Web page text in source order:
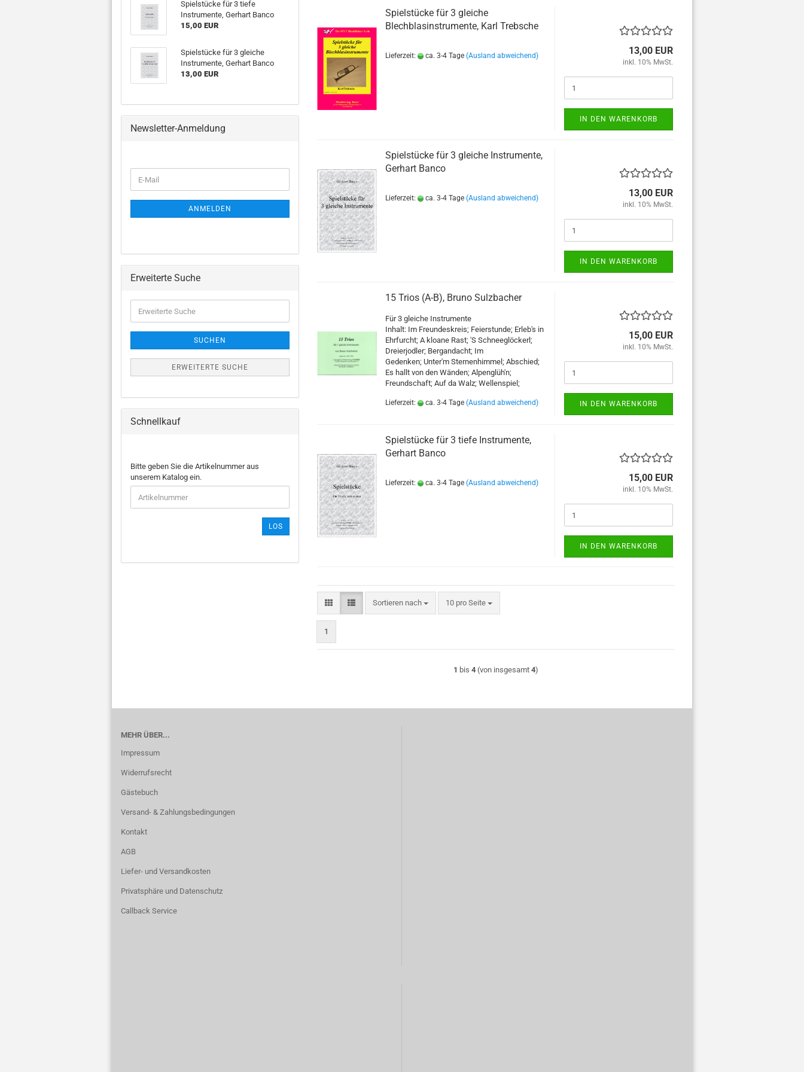
Alphorn und Blasorchester
Fagott und Blasorchester
Blasorchester
Horn und Blasorchester
Klarinette und Blasorchester
Posaune und Blasorchester
Saxophon und
Blasorchester
Schlaginstrument und
Blasorchester
Tenorhorn und
Trompete und
Blasorchester
Tuba und Blasorchester
Gemischte Besetzung
Holzbläser Quartett
Holzbläser Sextett
Trompeten
Chormusik anzeigen
Jagdhörner anzeigen
Streichorchester
Spielstücke für 3 gleiche
Blechblasinstrumente, Karl Trebsche
Lieferzeit: ca. 3-4 Tage (Ausland abweichend) 13,00 EUR
inkl. 10% MwSt.
IN DEN WARENKORB
Spielstücke für 3 gleiche Instrumente,
Gerhart Banco
Lieferzeit: ca. 3-4 Tage (Ausland abweichend) 13,00 EUR
inkl. 10% MwSt.
IN DEN WARENKORB
15 Trios (A-B), Bruno Sulzbacher
Für 3 gleiche Instrumente
Inhalt: Im Freundeskreis; Feierstunde; Erleb's in
Ehrfurcht; A kloane Rast; 'S Schneeglöckerl;
Dreierjodler; Bergandacht; Im
Gedenken; Unter'm Sternenhimmel; Abschied;
Es hallt von den Wänden; Alpenglüh'n;
Freundschaft; Auf da Walz; Wellenspiel;
Lieferzeit: ca. 3-4 Tage (Ausland abweichend)
15,00 EUR
inkl. 10% MwSt.
IN DEN WARENKORB
Spielstücke für 3 tiefe Instrumente,
Gerhart Banco
Lieferzeit: ca. 3-4 Tage (Ausland abweichend) 15,00 EUR
inkl. 10% MwSt.
IN DEN WARENKORB
Sortieren nach
Sortieren nach 10 pro Seite
pro Seite
1
1 bis 4(von insgesamt 4)
Spielstücke für 3 tiefe
Instrumente, Gerhart Banco
15,00 EUR
Spielstücke für 3 gleiche
Instrumente, Gerhart Banco
13,00 EUR
Newsletter-Anmeldung
ZUR
E-
Mail
ANMELDEN
Erweiterte Suche
Suche
SUCHEN
ERWEITERTE SUCHE
Schnellkauf
BITTE
GEBEN
SIE
DIE
ARTIKELNUMMER
Bitte geben Sie die Artikelnummer aus
unserem Katalog ein.
LOS
MEHR ÜBER...
Impressum
Widerrufsrecht
Gästebuch
Versand- & Zahlungsbedingungen
Kontakt
AGB
Liefer- und Versandkosten
Privatsphäre und Datenschutz
Callback Service